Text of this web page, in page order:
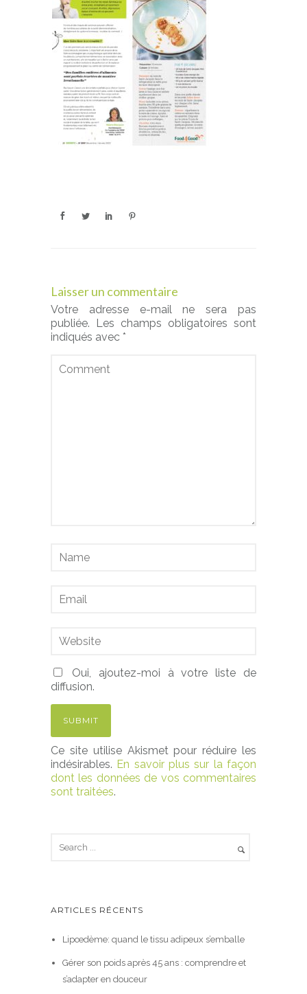
Laisser un commentaire
Votre adresse e-mail ne sera pas
publiée.
Les champs obligatoires sont
indiqués avec *
Oui, ajoutez-moi à votre liste de
diffusion.
Ce site utilise Akismet pour réduire les
indésirables. En savoir plus sur la façon
dont les données de vos commentaires
sont traitées.
ARTICLES RÉCENTS
Lipœdème: quand le tissu adipeux s’emballe
Gérer son poids après 45 ans : comprendre et
s’adapter en douceur